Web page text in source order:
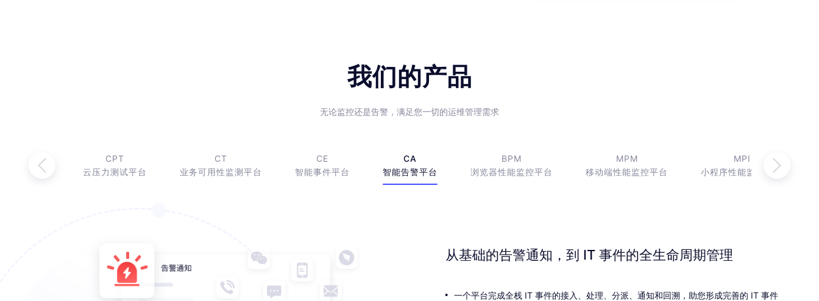
我们的产品
无论监控还是告警，满足您一切的运维管理需求
CPT
云压力测试平台
CT
业务可用性监测平台
CE
智能事件平台
CA
智能告警平台
BPM
浏览器性能监控平台
MPM
移动端性能监控平台
MPI
小程序性能监控平台
从基础的告警通知，到 IT 事件的全生命周期管理
一个平台完成全栈 IT 事件的接入、处理、分派、通知和回溯，助您形成完善的 IT 事件